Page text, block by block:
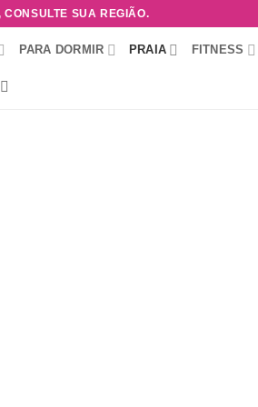
SUA REGIÃO.
PARA DORMIR PRAIA FITNESS